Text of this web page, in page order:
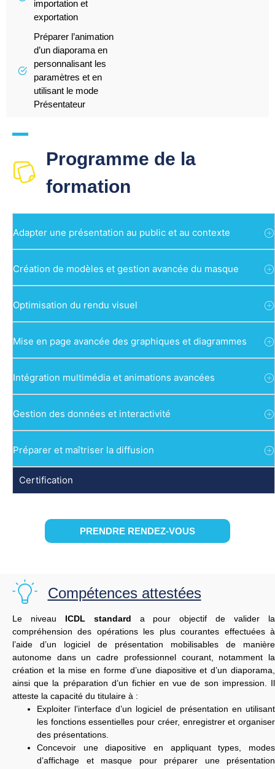
importation et
exportation
Préparer l’animation
d’un diaporama en
personnalisant les
paramètres et en
utilisant le mode
Présentateur
Programme de la
formation
Adapter une présentation au public et au contexte
Création de modèles et gestion avancée du masque
Optimisation du rendu visuel
Mise en page avancée des graphiques et diagrammes
Intégration multimédia et animations avancées
Gestion des données et interactivité
Préparer et maîtriser la diffusion
Certification
PRENDRE RENDEZ-VOUS
Compétences attestées
Le niveau ICDL standard a pour objectif de valider la
compréhension des opérations les plus courantes effectuées à
l’aide d’un logiciel de présentation mobilisables de manière
autonome dans un cadre professionnel courant, notamment la
création et la mise en forme d’une diapositive et d’un diaporama,
ainsi que la préparation d’un fichier en vue de son impression. Il
atteste la capacité du titulaire à :
Exploiter l’interface d’un logiciel de présentation en utilisant
les fonctions essentielles pour créer, enregistrer et organiser
des présentations.
Concevoir une diapositive en appliquant types, modes
d’affichage et masque pour préparer une présentation